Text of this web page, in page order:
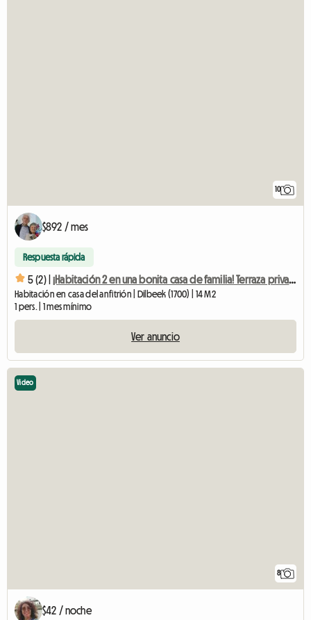
10
$892 / mes
Respuesta rápida
5 (2) | ¡Habitación 2 en una bonita casa de familia! Terraza privada, jardín...
Habitación en casa del anfitrión | Dilbeek (1700) | 14 M2
1 pers. | 1 mes mínimo
Ver anuncio
8
Video
$42 / noche